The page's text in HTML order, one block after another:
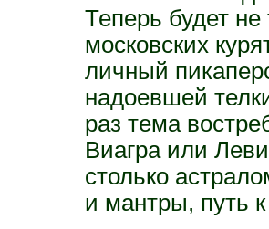
Теперь будет
московских
личный
надоевшей
раз тема
Виагра или
столько
и мантры, путь